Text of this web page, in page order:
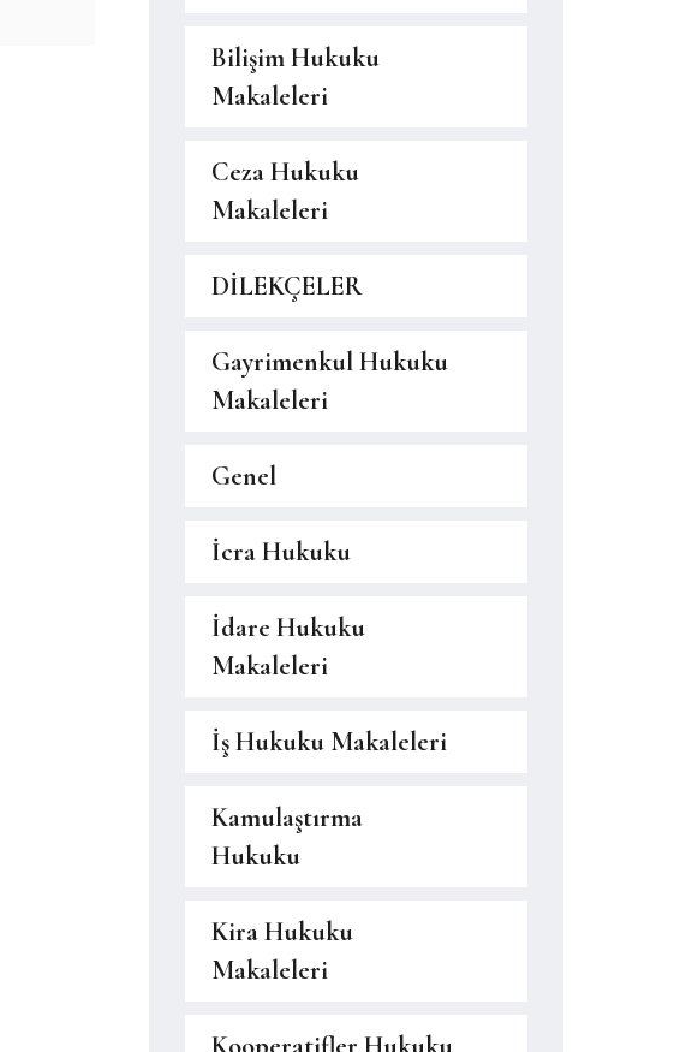
Bilişim Hukuku
Makaleleri
Ceza Hukuku
Makaleleri
DİLEKÇELER
Gayrimenkul Hukuku
Makaleleri
Genel
İcra Hukuku
İdare Hukuku
Makaleleri
İş Hukuku Makaleleri
Kamulaştırma
Hukuku
Kira Hukuku
Makaleleri